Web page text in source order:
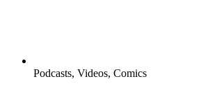
Podcasts, Videos, Comics